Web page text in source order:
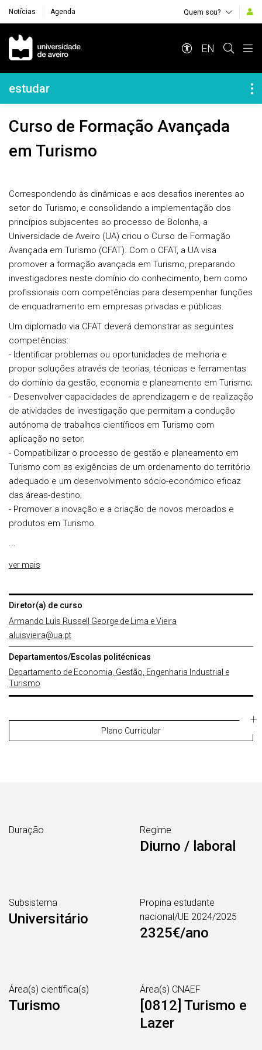
Notícias Agenda Quem sou?
Navegação Principal
EN
Navegação Lateral
estudar
Curso de Formação Avançada
em Turismo
Correspondendo às dinâmicas e aos desafios inerentes ao
setor do Turismo, e consolidando a implementação dos
princípios subjacentes ao processo de Bolonha, a
Universidade de Aveiro (UA) criou o Curso de Formação
Avançada em Turismo (CFAT). Com o CFAT, a UA visa
promover a formação avançada em Turismo, preparando
investigadores neste domínio do conhecimento, bem como
profissionais com competências para desempenhar funções
de enquadramento em empresas privadas e públicas.
Um diplomado via CFAT deverá demonstrar as seguintes
competências:
- Identificar problemas ou oportunidades de melhoria e
propor soluções através de teorias, técnicas e ferramentas
do domínio da gestão, economia e planeamento em Turismo;
- Desenvolver capacidades de aprendizagem e de realização
de atividades de investigação que permitam a condução
autónoma de trabalhos científicos em Turismo com
aplicação no setor;
- Compatibilizar o processo de gestão e planeamento em
Turismo com as exigências de um ordenamento do território
adequado e um desenvolvimento sócio-económico eficaz
das áreas-destino;
- Promover a inovação e a criação de novos mercados e
produtos em Turismo.
...
ver mais
Diretor(a) de curso
Armando Luís Russell George de Lima e Vieira
aluisvieira@ua.pt
Departamentos/Escolas politécnicas
Departamento de Economia, Gestão, Engenharia Industrial e
Turismo
Plano Curricular
Duração Regime
Diurno / laboral
Subsistema
Universitário
Propina estudante
nacional/UE 2024/2025
2325€/ano
Área(s) científica(s)
Turismo
Área(s) CNAEF
[0812] Turismo e
Lazer